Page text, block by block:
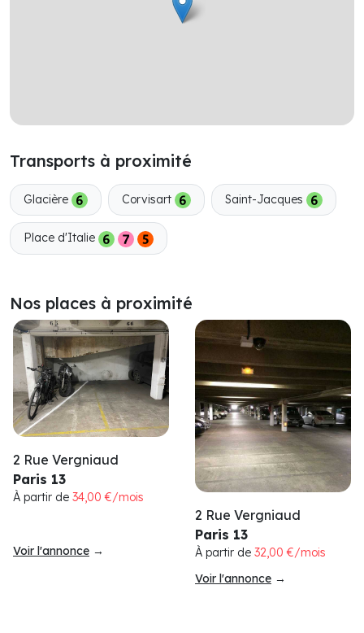
Transports à proximité
Glacière Corvisart Saint-Jacques
Place d'Italie
Nos places à proximité
2 Rue Vergniaud
Paris 13
À partir de 34,00 €/mois
Voir l'annonce →
2 Rue Vergniaud
Paris 13
À partir de 32,00 €/mois
Voir l'annonce →